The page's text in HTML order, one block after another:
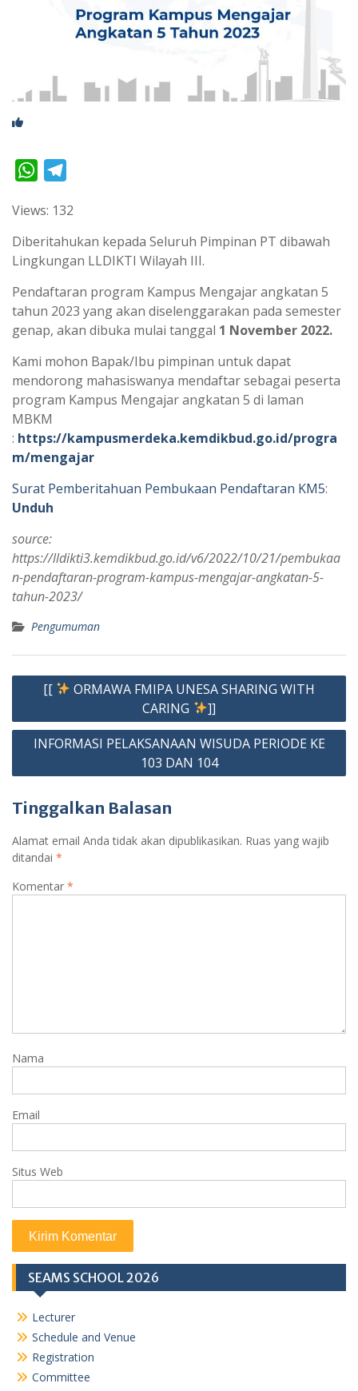
W
a
t
s
p
p
l
e
g
a
m
Views: 132
Diberitahukan kepada Seluruh Pimpinan PT dibawah
Lingkungan LLDIKTI Wilayah III.
Pendaftaran program Kampus Mengajar angkatan 5
tahun 2023 yang akan diselenggarakan pada semester
genap, akan dibuka mulai tanggal 1 November 2022.
Kami mohon Bapak/Ibu pimpinan untuk dapat
mendorong mahasiswanya mendaftar sebagai peserta
program Kampus Mengajar angkatan 5 di laman
MBKM
: https://kampusmerdeka.kemdikbud.go.id/progra
m/mengajar
Surat Pemberitahuan Pembukaan Pendaftaran KM5:
Unduh
source:
https://lldikti3.kemdikbud.go.id/v6/2022/10/21/pembukaa
n-pendaftaran-program-kampus-mengajar-angkatan-5-
tahun-2023/
Pengumuman
Navigasi
[[
ORMAWA FMIPA UNESA SHARING WITH
CARING
]]
INFORMASI PELAKSANAAN WISUDA PERIODE KE
103 DAN 104
Tinggalkan Balasan
Alamat email Anda tidak akan dipublikasikan. Ruas yang wajib
ditandai *
Komentar *
Nama
Email
Situs Web
SEAMS SCHOOL 2026
Lecturer
Schedule and Venue
Registration
Committee